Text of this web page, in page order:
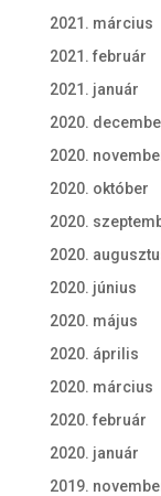
2021. március
2021. február
2021. január
2020.
2020.
2020. október
2020.
2020.
2020. június
2020. május
2020. április
2020. március
2020. február
2020. január
2019.